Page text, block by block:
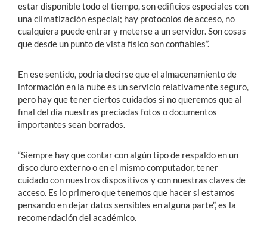
estar disponible todo el tiempo, son edificios especiales con
una climatización especial; hay protocolos de acceso, no
cualquiera puede entrar y meterse a un servidor. Son cosas
que desde un punto de vista físico son confiables”.
En ese sentido, podría decirse que el almacenamiento de
información en la nube es un servicio relativamente seguro,
pero hay que tener ciertos cuidados si no queremos que al
final del día nuestras preciadas fotos o documentos
importantes sean borrados.
“Siempre hay que contar con algún tipo de respaldo en un
disco duro externo o en el mismo computador, tener
cuidado con nuestros dispositivos y con nuestras claves de
acceso. Es lo primero que tenemos que hacer si estamos
pensando en dejar datos sensibles en alguna parte”, es la
recomendación del académico.